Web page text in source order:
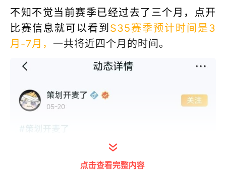
不知不觉当前赛季已经过去了三个月，点开
比赛信息就可以看到 S35赛季预计时间是3
月-7月， 一共将近四个月的时间。
点击查看完整内容